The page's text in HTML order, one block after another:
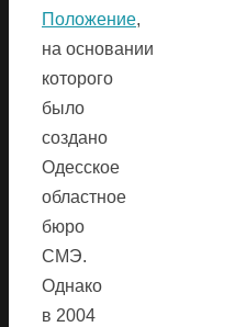
Положение,
на основании
которого
было
создано
Одесское
областное
бюро
СМЭ.
Однако
в 2004